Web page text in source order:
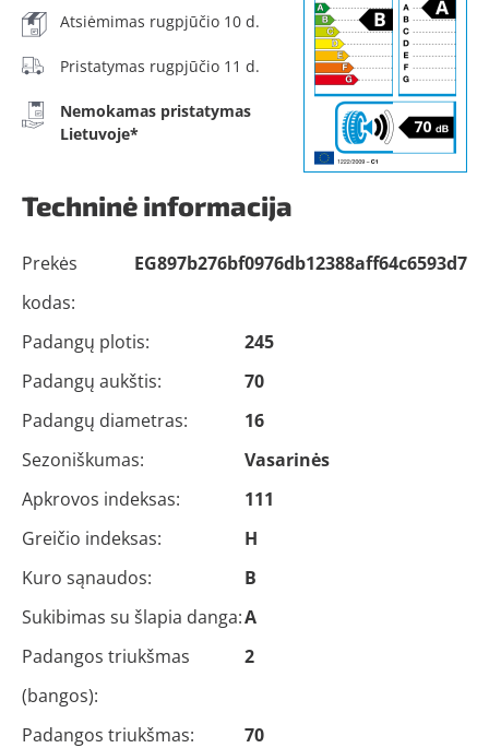
Atsiėmimas rugpjūčio 10 d.
Pristatymas rugpjūčio 11 d.
Nemokamas pristatymas
Lietuvoje*
Techninė informacija
Prekės
kodas:
EG897b276bf0976db12388aff64c6593d7
Padangų plotis:
245
Padangų aukštis:
70
Padangų diametras:
16
Sezoniškumas:
Vasarinės
Apkrovos indeksas:
111
Greičio indeksas:
H
Kuro sąnaudos:
B
Sukibimas su šlapia danga:A
Padangos triukšmas
(bangos):
2
Padangos triukšmas: 70